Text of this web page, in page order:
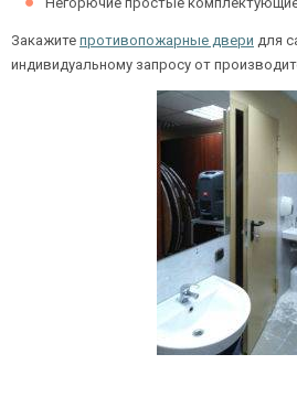
Закажите противопожарные двери для
индивидуальному запросу от